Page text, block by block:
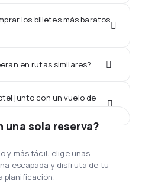
los billetes más baratos
en rutas similares?
junto con un vuelo de
una sola reserva?
y más fácil: elige unas
escapada y disfruta de tu
planificación.